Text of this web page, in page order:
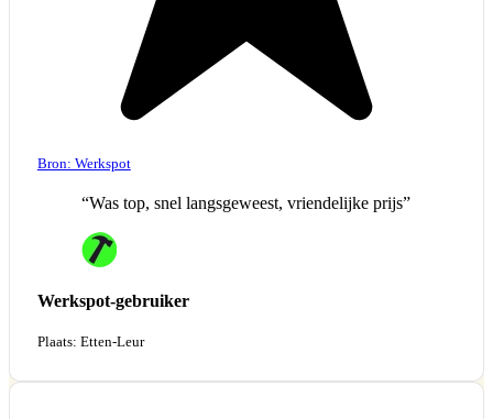
Bron: Werkspot
“Was top, snel langsgeweest, vriendelijke prijs”
Werkspot-gebruiker
Plaats: Etten-Leur